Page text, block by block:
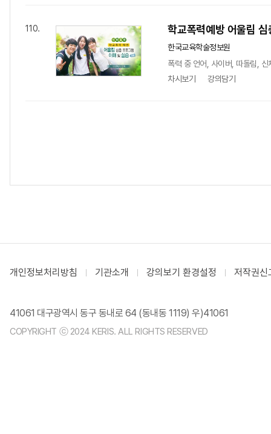
110. 학교폭력예방 어울림
한국교육학술정보원
폭력 중 언어, 사이버, 따돌림,
차시보기
강의담기
개인정보처리방침 기관소개 강의보기 환경설정 저작권신
41061 대구광역시 동구 동내로 64 (동내동 1119) 우)41061
COPYRIGHT ⓒ 2024 KERIS. ALL RIGHTS RESERVED